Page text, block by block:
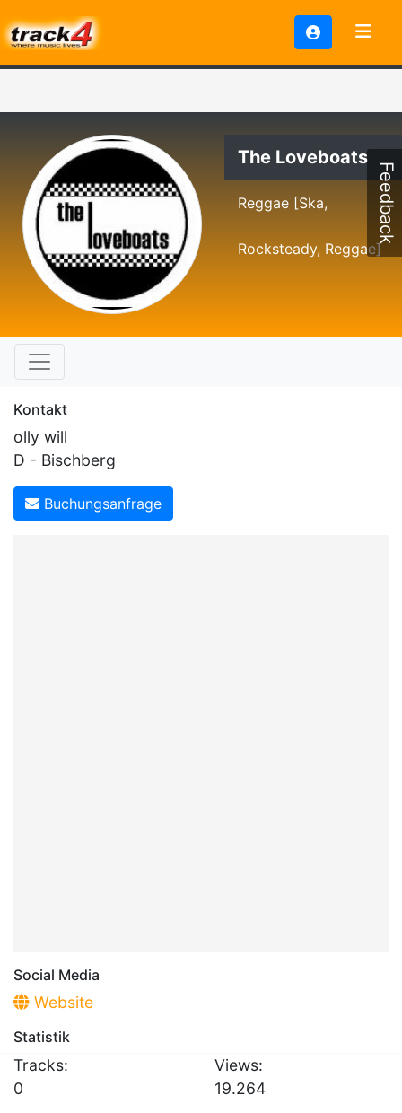
The Loveboats
Reggae [Ska,
Rocksteady, Reggae]
Kontakt
olly will
D - Bischberg
Buchungsanfrage
Social Media
Website
Statistik
Tracks:
0
Views:
19.264
Feedback